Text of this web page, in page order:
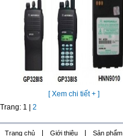
[ Xem chi tiết + ]
Trang: 1 2
Trang chủ Giới thiệu Sản phẩm